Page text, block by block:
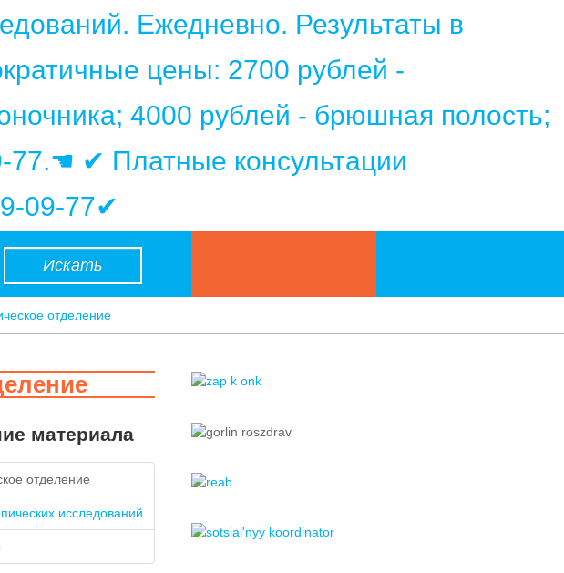
Ежедневно. Результаты в
цены: 2700 рублей -
4000 рублей - брюшная полость;
77.☚ ✔ Платные консультации
09-77✔
Искать
отделение
материала
отделение
исследований